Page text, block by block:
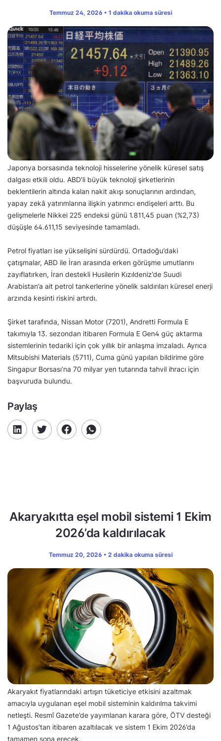
Temmuz 24, 2026 • 1 dakika okuma süresi
Japonya borsasında teknoloji hisselerine yönelik küresel satış
dalgası etkili oldu. ABD’li büyük teknoloji şirketlerinin
beklentilerin altında kalan nakit akışı sonuçlarının ardından,
yapay zekâ yatırımlarına ilişkin yatırımcı endişeleri arttı. Bu
gelişmelerle Nikkei 225 endeksi günü 1.811,45 puan (%2,73)
düşüşle 64.611,15 seviyesinde tamamladı.
Petrol fiyatları ise yükselişini sürdürdü. Ortadoğu’daki
çatışmalar, ABD ile İran arasında erken görüşme umutlarını
zayıflatırken, İran destekli Husilerin Kızıldeniz’de Suudi
Arabistan’a ait petrol tankerlerine yönelik saldırıları küresel enerji
arzında kesinti riskini artırdı.
Şirket tarafında, Nissan Motor (7201), Andretti Formula E
takımıyla 13. sezondan itibaren Formula E Gen4 güç aktarma
sistemlerinin tedariki için çok yıllık bir anlaşma imzaladı. Ayrıca
Mitsubishi Materials (5711), Cuma günü yapılan bildirime göre
Singapur Borsası’na 70 milyar yen tutarında tahvil ihracı için
başvuruda bulundu.
Paylaş
Akaryakıtta eşel mobil sistemi 1 Ekim
2026’da kaldırılacak
Temmuz 20, 2026 • 2 dakika okuma süresi
Akaryakıt fiyatlarındaki artışın tüketiciye etkisini azaltmak
amacıyla uygulanan eşel mobil sisteminin kaldırılma takvimi
netleşti. Resmî Gazete’de yayımlanan karara göre, ÖTV desteği
1 Ağustos’tan itibaren azaltılacak ve sistem 1 Ekim 2026’da
tamamen sona erecek.